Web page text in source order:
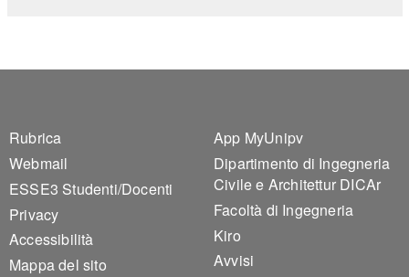
Footer 1
Rubrica
Webmail
ESSE3 Studenti/Docenti
Privacy
Accessibilità
Mappa del sito
Footer 2
App MyUnipv
Dipartimento di Ingegneria
Civile e Architettur DICAr
Facoltà di Ingegneria
Kiro
Avvisi